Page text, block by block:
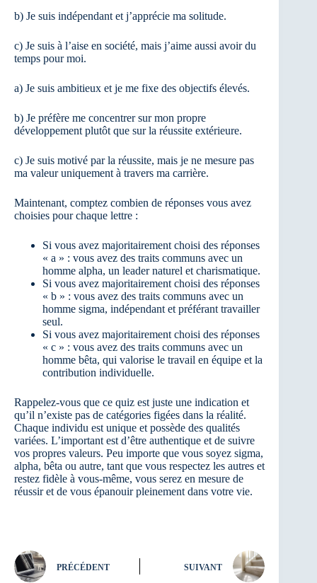
b) Je suis indépendant et j’apprécie ma solitude.
c) Je suis à l’aise en société, mais j’aime aussi avoir du
temps pour moi.
a) Je suis ambitieux et je me fixe des objectifs élevés.
b) Je préfère me concentrer sur mon propre
développement plutôt que sur la réussite extérieure.
c) Je suis motivé par la réussite, mais je ne mesure pas
ma valeur uniquement à travers ma carrière.
Maintenant, comptez combien de réponses vous avez
choisies pour chaque lettre :
Si vous avez majoritairement choisi des réponses
« a » : vous avez des traits communs avec un
homme alpha, un leader naturel et charismatique.
Si vous avez majoritairement choisi des réponses
« b » : vous avez des traits communs avec un
homme sigma, indépendant et préférant travailler
seul.
Si vous avez majoritairement choisi des réponses
« c » : vous avez des traits communs avec un
homme bêta, qui valorise le travail en équipe et la
contribution individuelle.
Rappelez-vous que ce quiz est juste une indication et
qu’il n’existe pas de catégories figées dans la réalité.
Chaque individu est unique et possède des qualités
variées. L’important est d’être authentique et de suivre
vos propres valeurs. Peu importe que vous soyez sigma,
alpha, bêta ou autre, tant que vous respectez les autres et
restez fidèle à vous-même, vous serez en mesure de
réussir et de vous épanouir pleinement dans votre vie.
PRÉCÉDENT SUIVANT